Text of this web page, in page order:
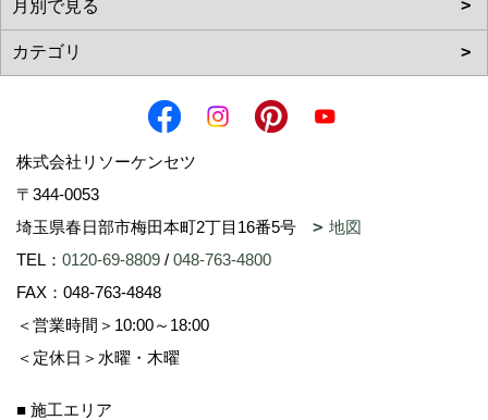
株式会社リソーケンセツ
〒344-0053
埼玉県春日部市梅田本町2丁目16番5号
地図
TEL： 0120-69-8809 / 048-763-4800
FAX：048-763-4848
＜営業時間＞10:00～18:00
＜定休日＞水曜・木曜
■ 施工エリア